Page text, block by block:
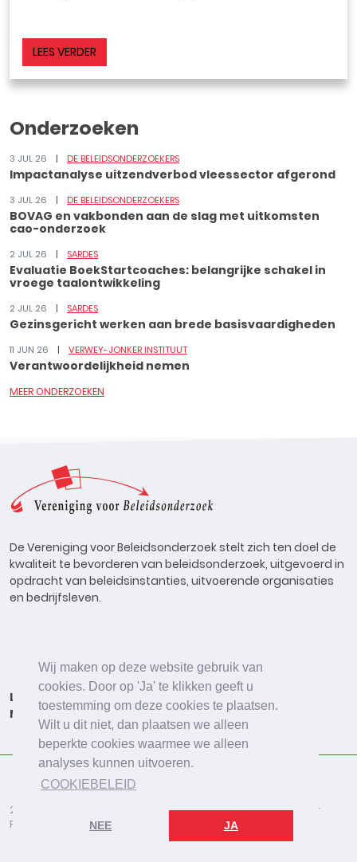
Wij maken op deze website gebruik van
cookies. Door op 'Ja' te klikken geeft u
toestemming om deze cookies te plaatsen.
Wilt u dit niet, dan plaatsen we alleen
beperkte cookies waarmee we alleen
analyses kunnen uitvoeren.
COOKIEBELEID
NEE JA
LEES VERDER
Onderzoeken
3 JUL 26 DE BELEIDSONDERZOEKERS
Impactanalyse uitzendverbod vleessector afgerond
3 JUL 26 DE BELEIDSONDERZOEKERS
BOVAG en vakbonden aan de slag met uitkomsten
cao-onderzoek
2 JUL 26 SARDES
Evaluatie BoekStartcoaches: belangrijke schakel in
vroege taalontwikkeling
2 JUL 26 SARDES
Gezinsgericht werken aan brede basisvaardigheden
11 JUN 26 VERWEY-JONKER INSTITUUT
Verantwoordelijkheid nemen
MEER ONDERZOEKEN
De Vereniging voor Beleidsonderzoek stelt zich ten doel de
kwaliteit te bevorderen van beleidsonderzoek, uitgevoerd in
opdracht van beleidsinstanties, uitvoerende organisaties
en bedrijfsleven.
Lid worden Onderzoeken Agenda
Vacatures
Meldpunt Beleidsonderzoek Online
2026 © De Vereniging voor Beleidsonderzoek
Disclaimer
Privacybeleid
Cookies